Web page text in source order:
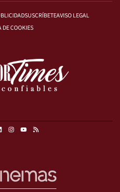
SUSCRÍBETEAVISO LEGAL
DE COOKIES
LinkedinInstagram